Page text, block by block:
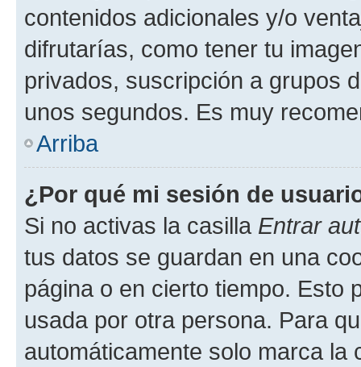
contenidos adicionales y/o
difrutarías, como tener tu
privados, suscripción a grupos
unos segundos. Es muy
Arriba
¿Por qué mi sesión de
Si no activas la casilla Entrar
tus datos se guardan en una
página o en cierto tiempo. Esto
usada por otra persona. Para
automáticamente solo marca la